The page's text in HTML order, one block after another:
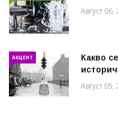
Август 06,
АКЦЕНТ
Какво
Август 05,